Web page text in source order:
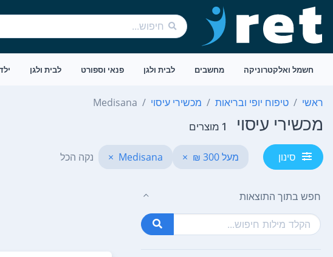
חשמל ואלקטרוניקה מחשבים לבית ולגן פנאי וספורט לבית ולגן
ראשי טיפוח יופי ובריאות מכשירי עיסוי Medisana
מכשירי עיסוי 1 מוצרים
סינון מעל 300 ₪ ×
Medisana
× נקה הכל
חפש בתוך התוצאות